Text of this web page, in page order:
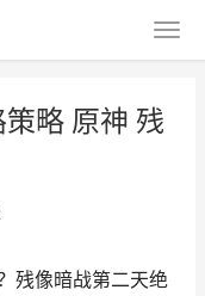
略 原神 残
残像暗战第二天绝